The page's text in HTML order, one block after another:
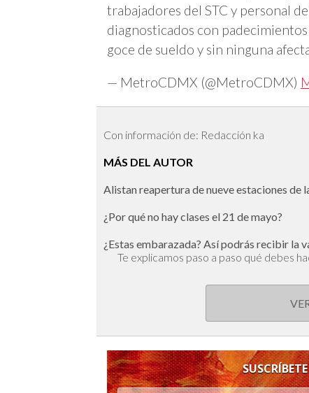
trabajadores del STC y personal
diagnosticados con
goce de sueldo y sin ninguna
— MetroCDMX (@MetroCDMX)
Con información de: Redacción ka
MÁS DEL AUTOR
Alistan reapertura de nueve estaciones de
¿Por qué no hay clases el 21 de mayo?
¿Estas embarazada? Así podrás recibir la
Te explicamos paso a paso qué debes